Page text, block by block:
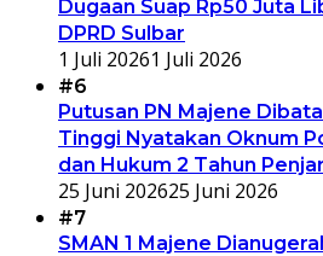
Dugaan Suap Rp50 Juta
DPRD Sulbar
1 Juli 20261 Juli 2026
#6
Putusan PN Majene
Tinggi Nyatakan Oknum
dan Hukum 2 Tahun
25 Juni 202625 Juni 2026
#7
SMAN 1 Majene